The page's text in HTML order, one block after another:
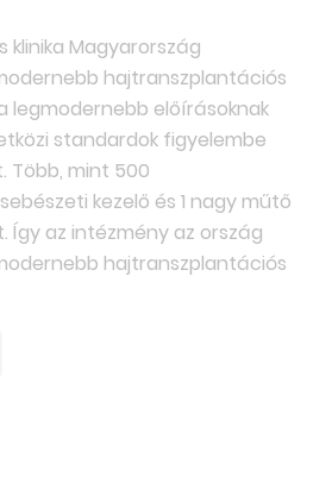
klinika Magyarország
hajtranszplantációs
legmodernebb előírásoknak
standardok figyelembe
Több, mint 500
kezelő és 1 nagy műtő
Így az intézmény az ország
hajtranszplantációs